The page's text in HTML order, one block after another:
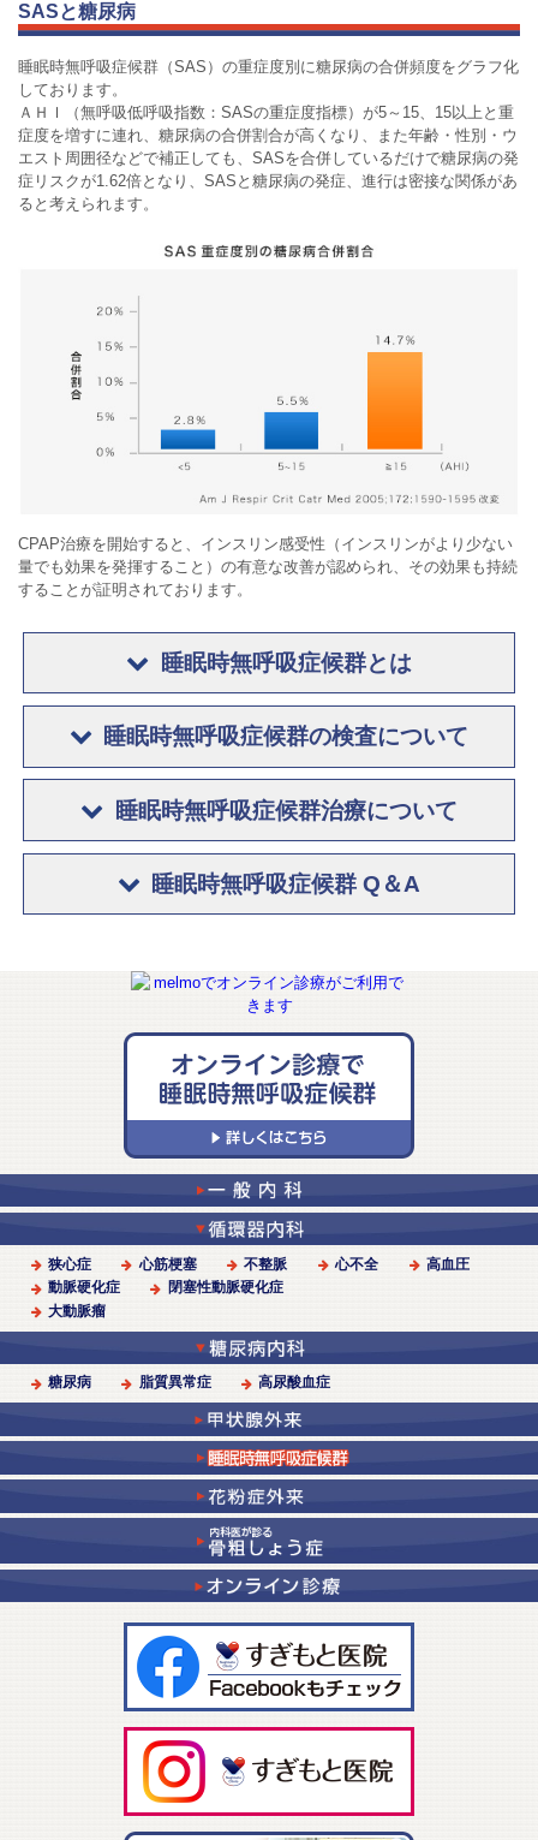
SASと糖尿病
睡眠時無呼吸症候群（SAS）の重症度別に糖尿病の合併頻度をグラフ化
しております。
ＡＨＩ（無呼吸低呼吸指数：SASの重症度指標）が5～15、15以上と重
症度を増すに連れ、糖尿病の合併割合が高くなり、また年齢・性別・ウ
エスト周囲径などで補正しても、SASを合併しているだけで糖尿病の発
症リスクが1.62倍となり、SASと糖尿病の発症、進行は密接な関係があ
ると考えられます。
CPAP治療を開始すると、インスリン感受性（インスリンがより少ない
量でも効果を発揮すること）の有意な改善が認められ、その効果も持続
することが証明されております。
睡眠時無呼吸症候群とは
睡眠時無呼吸症候群の検査について
睡眠時無呼吸症候群治療について
睡眠時無呼吸症候群 Q＆A
狭心症 心筋梗塞 不整脈 心不全
高血圧
動脈硬化症
閉塞性動脈硬化症
大動脈瘤
糖尿病 脂質異常症 高尿酸血症